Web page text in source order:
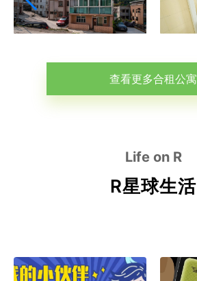
查看更多合租公寓
Life on R
R星球生活